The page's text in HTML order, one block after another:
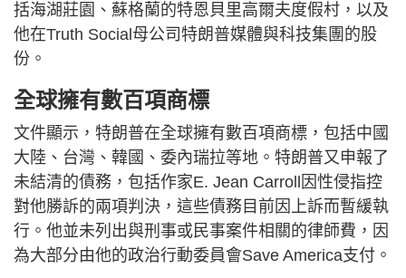
括海湖莊園、蘇格蘭的特恩貝里高爾夫度假村，以及
他在Truth Social母公司特朗普媒體與科技集團的股
份。
全球擁有數百項商標
文件顯示，特朗普在全球擁有數百項商標，包括中國
大陸、台灣、韓國、委內瑞拉等地。特朗普又申報了
未結清的債務，包括作家E. Jean Carroll因性侵指控
對他勝訴的兩項判決，這些債務目前因上訴而暫緩執
行。他並未列出與刑事或民事案件相關的律師費，因
為大部分由他的政治行動委員會Save America支付。